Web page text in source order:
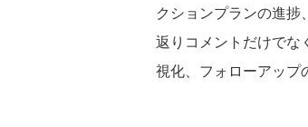
クションプランの進
返りコメントだけでな
視化、フォローアップ